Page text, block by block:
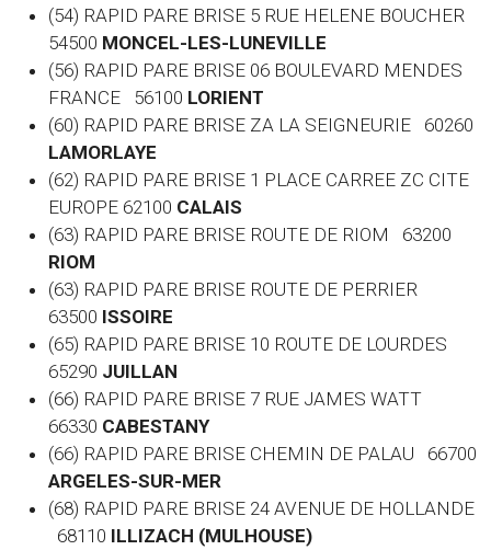
(54) RAPID PARE BRISE 5 RUE HELENE BOUCHER
54500 MONCEL-LES-LUNEVILLE
(56) RAPID PARE BRISE 06 BOULEVARD MENDES
FRANCE 56100 LORIENT
(60) RAPID PARE BRISE ZA LA SEIGNEURIE 60260
LAMORLAYE
(62) RAPID PARE BRISE 1 PLACE CARREE ZC CITE
EUROPE 62100 CALAIS
(63) RAPID PARE BRISE ROUTE DE RIOM 63200
RIOM
(63) RAPID PARE BRISE ROUTE DE PERRIER
63500 ISSOIRE
(65) RAPID PARE BRISE 10 ROUTE DE LOURDES
65290 JUILLAN
(66) RAPID PARE BRISE 7 RUE JAMES WATT
66330 CABESTANY
(66) RAPID PARE BRISE CHEMIN DE PALAU 66700
ARGELES-SUR-MER
(68) RAPID PARE BRISE 24 AVENUE DE HOLLANDE
68110 ILLIZACH (MULHOUSE)